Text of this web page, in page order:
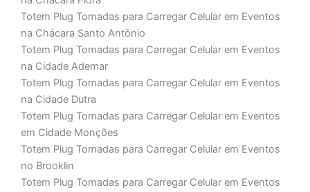
Totem Plug Tomadas para Carregar Celular em Eventos
na Chácara Santo Antônio
Totem Plug Tomadas para Carregar Celular em Eventos
na Cidade Ademar
Totem Plug Tomadas para Carregar Celular em Eventos
na Cidade Dutra
Totem Plug Tomadas para Carregar Celular em Eventos
em Cidade Monções
Totem Plug Tomadas para Carregar Celular em Eventos
no Brooklin
Totem Plug Tomadas para Carregar Celular em Eventos